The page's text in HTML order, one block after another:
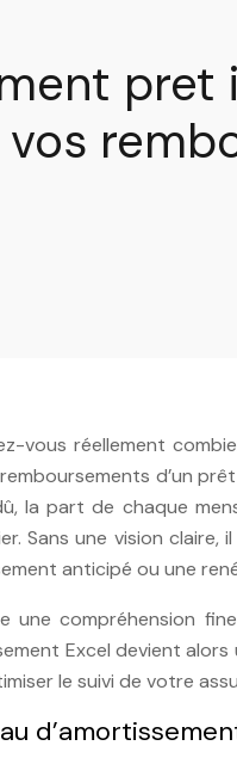
vous réellement
d’un
la part de chaque
Sans une vision claire,
anticipé ou une
compréhension
Excel devient
le suivi de votre